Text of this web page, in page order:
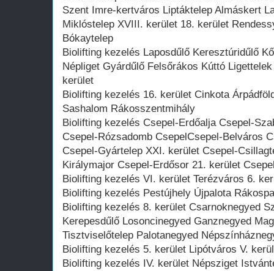
Szent Imre-kertváros Liptáktelep Almáskert
Miklóstelep XVIII. kerület 18. kerület
Bókaytelep
Biolifting kezelés Laposdűlő Keresztúridűlő
Népliget Gyárdűlő Felsőrákos Kúttó
kerület
Biolifting kezelés 16. kerület Cinkota
Sashalom Rákosszentmihály
Biolifting kezelés Csepel-Erdőalja Csepel-
Csepel-Rózsadomb CsepelCsepel-Belváros
Csepel-Gyártelep XXI. kerület Csepel-
Királymajor Csepel-Erdősor 21. kerület
Biolifting kezelés VI. kerület Terézváros 6.
Biolifting kezelés Pestújhely Újpalota
Biolifting kezelés 8. kerület Csarnoknegyed
Kerepesdűlő Losoncinegyed Ganznegyed
Tisztviselőtelep Palotanegyed
Biolifting kezelés 5. kerület Lipótváros V.
Biolifting kezelés IV. kerület Népsziget